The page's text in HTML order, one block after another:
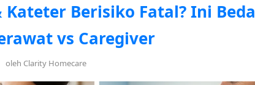
Kateter Berisiko Fatal? Ini Beda
vs Caregiver
Clarity Homecare